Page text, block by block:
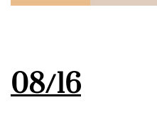
08/16